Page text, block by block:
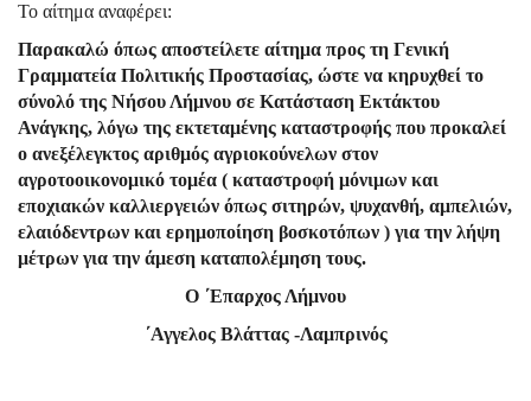
Το αίτημα αναφέρει:
Παρακαλώ όπως αποστείλετε αίτημα προς τη Γενική
Γραμματεία Πολιτικής Προστασίας, ώστε να κηρυχθεί το
σύνολό της Νήσου Λήμνου σε Κατάσταση Εκτάκτου
Ανάγκης, λόγω της εκτεταμένης καταστροφής που προκαλεί
ο ανεξέλεγκτος αριθμός αγριοκούνελων στον
αγροτοοικονομικό τομέα ( καταστροφή μόνιμων και
εποχιακών καλλιεργειών όπως σιτηρών, ψυχανθή, αμπελιών,
ελαιόδεντρων και ερημοποίηση βοσκοτόπων ) για την λήψη
μέτρων για την άμεση καταπολέμηση τους.
Ο ΄Επαρχος Λήμνου
΄Αγγελος Βλάττας -Λαμπρινός